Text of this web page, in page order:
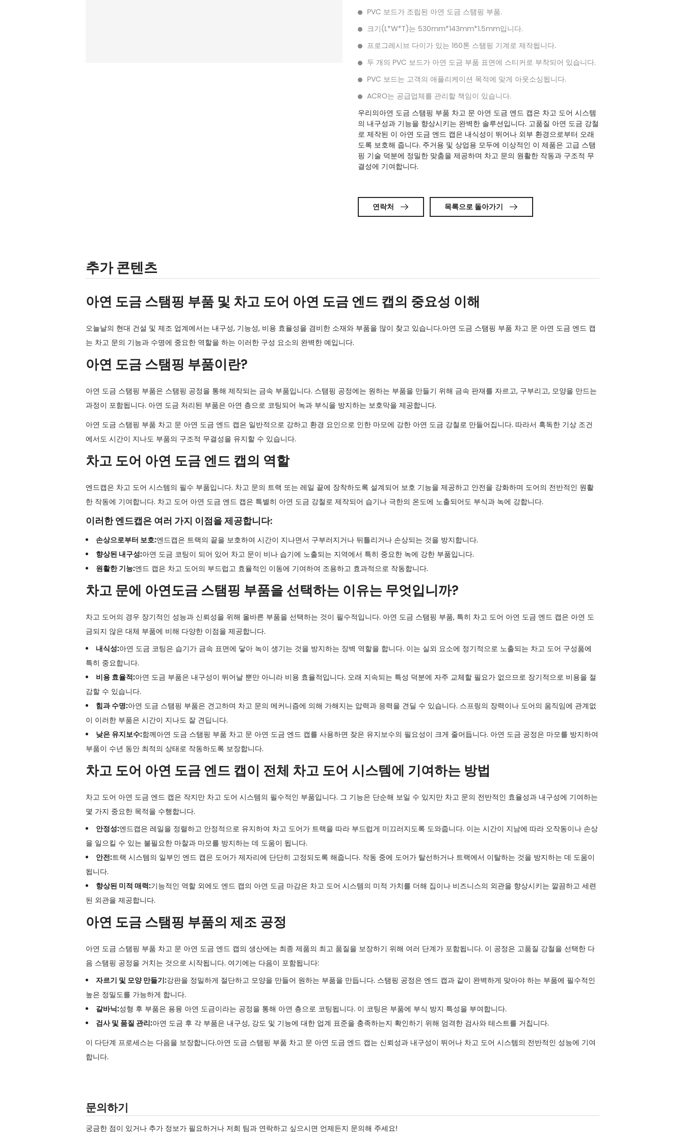
PVC 보드가 조립된 아연 도금 스탬핑 부품.
크기(L*W*T)는 530mm*143mm*1.5mm입니다.
프로그레시브 다이가 있는 160톤 스탬핑 기계로 제작됩니다.
두 개의 PVC 보드가 아연 도금 부품 표면에 스티커로 부착되어 있습니다.
PVC 보드는 고객의 애플리케이션 목적에 맞게 아웃소싱됩니다.
ACRO는 공급업체를 관리할 책임이 있습니다.
우리의아연 도금 스탬핑 부품 차고 문 아연 도금 엔드 캡은 차고 도어 시스템
의 내구성과 기능을 향상시키는 완벽한 솔루션입니다. 고품질 아연 도금 강철
로 제작된 이 아연 도금 엔드 캡은 내식성이 뛰어나 외부 환경으로부터 오래
도록 보호해 줍니다. 주거용 및 상업용 모두에 이상적인 이 제품은 고급 스탬
핑 기술 덕분에 정밀한 맞춤을 제공하며 차고 문의 원활한 작동과 구조적 무
결성에 기여합니다.
연락처  목록으로 돌아가기 
추가 콘텐츠
아연 도금 스탬핑 부품 및 차고 도어 아연 도금 엔드 캡의 중요성 이해
오늘날의 현대 건설 및 제조 업계에서는 내구성, 기능성, 비용 효율성을 겸비한 소재와 부품을 많이 찾고 있습니다.아연 도금 스탬핑 부품 차고 문 아연 도금 엔드 캡
는 차고 문의 기능과 수명에 중요한 역할을 하는 이러한 구성 요소의 완벽한 예입니다.
아연 도금 스탬핑 부품이란?
아연 도금 스탬핑 부품은 스탬핑 공정을 통해 제작되는 금속 부품입니다. 스탬핑 공정에는 원하는 부품을 만들기 위해 금속 판재를 자르고, 구부리고, 모양을 만드는
과정이 포함됩니다. 아연 도금 처리된 부품은 아연 층으로 코팅되어 녹과 부식을 방지하는 보호막을 제공합니다.
아연 도금 스탬핑 부품 차고 문 아연 도금 엔드 캡은 일반적으로 강하고 환경 요인으로 인한 마모에 강한 아연 도금 강철로 만들어집니다. 따라서 혹독한 기상 조건
에서도 시간이 지나도 부품의 구조적 무결성을 유지할 수 있습니다.
차고 도어 아연 도금 엔드 캡의 역할
엔드캡은 차고 도어 시스템의 필수 부품입니다. 차고 문의 트랙 또는 레일 끝에 장착하도록 설계되어 보호 기능을 제공하고 안전을 강화하며 도어의 전반적인 원활
한 작동에 기여합니다. 차고 도어 아연 도금 엔드 캡은 특별히 아연 도금 강철로 제작되어 습기나 극한의 온도에 노출되어도 부식과 녹에 강합니다.
이러한 엔드캡은 여러 가지 이점을 제공합니다:
손상으로부터 보호:엔드캡은 트랙의 끝을 보호하여 시간이 지나면서 구부러지거나 뒤틀리거나 손상되는 것을 방지합니다.
향상된 내구성:아연 도금 코팅이 되어 있어 차고 문이 비나 습기에 노출되는 지역에서 특히 중요한 녹에 강한 부품입니다.
원활한 기능:엔드 캡은 차고 도어의 부드럽고 효율적인 이동에 기여하여 조용하고 효과적으로 작동합니다.
차고 문에 아연도금 스탬핑 부품을 선택하는 이유는 무엇입니까?
차고 도어의 경우 장기적인 성능과 신뢰성을 위해 올바른 부품을 선택하는 것이 필수적입니다. 아연 도금 스탬핑 부품, 특히 차고 도어 아연 도금 엔드 캡은 아연 도
금되지 않은 대체 부품에 비해 다양한 이점을 제공합니다.
내식성:아연 도금 코팅은 습기가 금속 표면에 닿아 녹이 생기는 것을 방지하는 장벽 역할을 합니다. 이는 실외 요소에 정기적으로 노출되는 차고 도어 구성품에
특히 중요합니다.
비용 효율적:아연 도금 부품은 내구성이 뛰어날 뿐만 아니라 비용 효율적입니다. 오래 지속되는 특성 덕분에 자주 교체할 필요가 없으므로 장기적으로 비용을 절
감할 수 있습니다.
힘과 수명:아연 도금 스탬핑 부품은 견고하며 차고 문의 메커니즘에 의해 가해지는 압력과 응력을 견딜 수 있습니다. 스프링의 장력이나 도어의 움직임에 관계없
이 이러한 부품은 시간이 지나도 잘 견딥니다.
낮은 유지보수:함께아연 도금 스탬핑 부품 차고 문 아연 도금 엔드 캡를 사용하면 잦은 유지보수의 필요성이 크게 줄어듭니다. 아연 도금 공정은 마모를 방지하여
부품이 수년 동안 최적의 상태로 작동하도록 보장합니다.
차고 도어 아연 도금 엔드 캡이 전체 차고 도어 시스템에 기여하는 방법
차고 도어 아연 도금 엔드 캡은 작지만 차고 도어 시스템의 필수적인 부품입니다. 그 기능은 단순해 보일 수 있지만 차고 문의 전반적인 효율성과 내구성에 기여하는
몇 가지 중요한 목적을 수행합니다.
안정성:엔드캡은 레일을 정렬하고 안정적으로 유지하여 차고 도어가 트랙을 따라 부드럽게 미끄러지도록 도와줍니다. 이는 시간이 지남에 따라 오작동이나 손상
을 일으킬 수 있는 불필요한 마찰과 마모를 방지하는 데 도움이 됩니다.
안전:트랙 시스템의 일부인 엔드 캡은 도어가 제자리에 단단히 고정되도록 해줍니다. 작동 중에 도어가 탈선하거나 트랙에서 이탈하는 것을 방지하는 데 도움이
됩니다.
향상된 미적 매력:기능적인 역할 외에도 엔드 캡의 아연 도금 마감은 차고 도어 시스템의 미적 가치를 더해 집이나 비즈니스의 외관을 향상시키는 깔끔하고 세련
된 외관을 제공합니다.
아연 도금 스탬핑 부품의 제조 공정
아연 도금 스탬핑 부품 차고 문 아연 도금 엔드 캡의 생산에는 최종 제품의 최고 품질을 보장하기 위해 여러 단계가 포함됩니다. 이 공정은 고품질 강철을 선택한 다
음 스탬핑 공정을 거치는 것으로 시작됩니다. 여기에는 다음이 포함됩니다:
자르기 및 모양 만들기:강판을 정밀하게 절단하고 모양을 만들어 원하는 부품을 만듭니다. 스탬핑 공정은 엔드 캡과 같이 완벽하게 맞아야 하는 부품에 필수적인
높은 정밀도를 가능하게 합니다.
갈바닉:성형 후 부품은 용융 아연 도금이라는 공정을 통해 아연 층으로 코팅됩니다. 이 코팅은 부품에 부식 방지 특성을 부여합니다.
검사 및 품질 관리:아연 도금 후 각 부품은 내구성, 강도 및 기능에 대한 업계 표준을 충족하는지 확인하기 위해 엄격한 검사와 테스트를 거칩니다.
이 다단계 프로세스는 다음을 보장합니다.아연 도금 스탬핑 부품 차고 문 아연 도금 엔드 캡는 신뢰성과 내구성이 뛰어나 차고 도어 시스템의 전반적인 성능에 기여
합니다.
문의하기
궁금한 점이 있거나 추가 정보가 필요하거나 저희 팀과 연락하고 싶으시면 언제든지 문의해 주세요!